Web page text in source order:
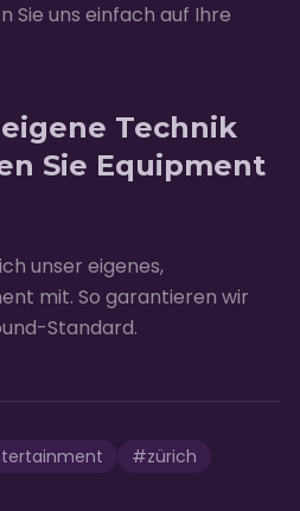
Sie uns einfach auf Ihre
Technik
Sie Equipment
unser eigenes,
mit. So garantieren wir
Standard.
#zürich